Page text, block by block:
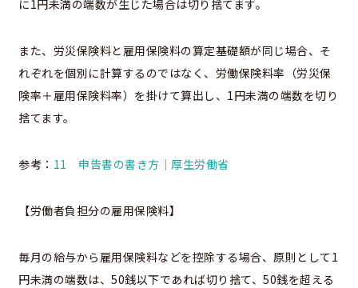
に1円未満の端数が生じた場合は切り捨てます。
また、労災保険料と雇用保険料の算定基礎額が同じ場合、そ
れぞれを個別に計算するのではなく、労働保険料率（労災保
険率＋雇用保険料率）を掛けて算出し、1円未満の端数を切り
捨てます。
参考： 11 申告書の書き方｜厚生労働省
【労働者負担分の雇用保険料】
毎月の給与から雇用保険料などを控除する場合、原則として1
円未満の端数は、50銭以下であれば切り捨て、50銭を超える